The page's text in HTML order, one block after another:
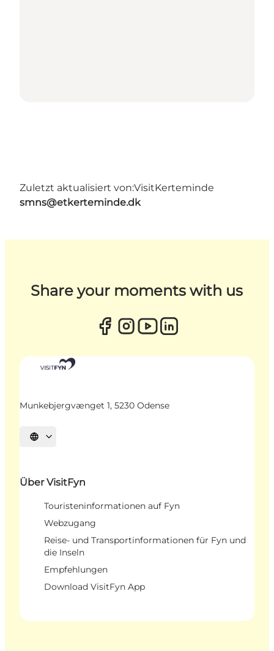
Zuletzt aktualisiert von:VisitKerteminde
smns@etkerteminde.dk
Share your moments with us
Munkebjergvænget 1, 5230 Odense
Sprache auswählen
Über VisitFyn
Touristeninformationen auf Fyn
Webzugang
Reise- und Transportinformationen für Fyn und
die Inseln
Empfehlungen
Download VisitFyn App